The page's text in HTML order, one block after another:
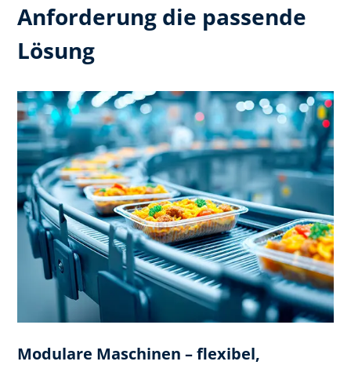
Anforderung die passende
Lösung
Modulare Maschinen – flexibel,